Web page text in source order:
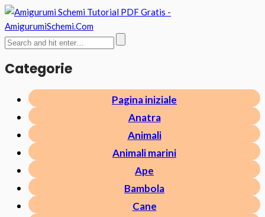
Categorie
Pagina iniziale
Anatra
Animali
Animali marini
Ape
Bambola
Cane